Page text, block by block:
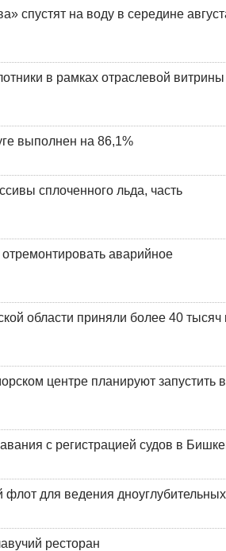
спустят на воду в середине
в рамках отраслевой витрины
выполнен на 86,1%
сплоченного льда, часть
аварийное
области приняли более 40 тысяч
центре планируют запустить
с регистрацией судов в
для ведения
ресторан